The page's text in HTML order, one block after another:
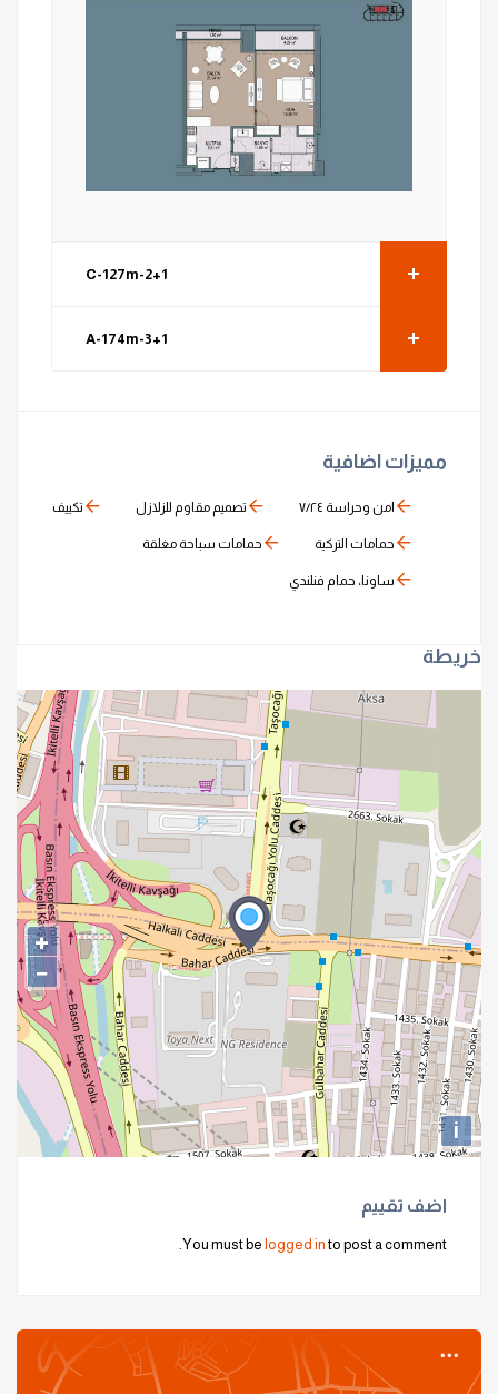
2+1-C-127m
3+1-A-174m
مميزات اضافية
امن وحراسة ٧/٢٤ تصميم مقاوم للزلازل تكييف
حمامات التركية حمامات سباحة مغلقة
ساونا، حمام فنلندي
خريطة
+
−
i
اضف تقييم
You must be logged in to post a comment.